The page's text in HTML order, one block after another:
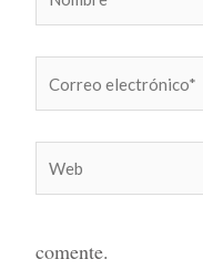
electrónico*
comente.